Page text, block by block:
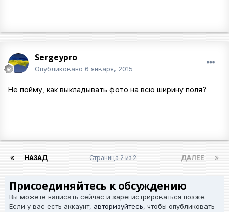
Sergeypro
Опубликовано 6 января, 2015
Не пойму, как выкладывать фото на всю ширину поля?
НАЗАД ДАЛЕЕ
Страница 2 из 2
Присоединяйтесь к обсуждению
Вы можете написать сейчас и зарегистрироваться позже.
Если у вас есть аккаунт, авторизуйтесь, чтобы опубликовать